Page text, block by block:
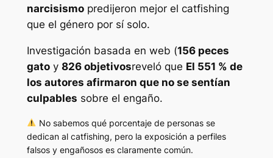
narcisismopredijeron mejor el catfishing
que el género por sí solo.
Investigación basada en web (156 peces
gatoy 826 objetivosreveló que El 551 % de
los autores afirmaron que no se sentían
culpables sobre el engaño.
No sabemos qué porcentaje de personas se
dedican al catfishing, pero la exposición a perfiles
falsos y engañosos es claramente común.